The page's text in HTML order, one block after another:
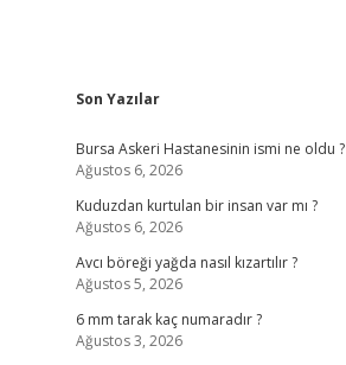
Sidebar
Son Yazılar
Bursa Askeri Hastanesinin ismi ne oldu ?
Ağustos 6, 2026
Kuduzdan kurtulan bir insan var mı ?
Ağustos 6, 2026
Avcı böreği yağda nasıl kızartılır ?
Ağustos 5, 2026
6 mm tarak kaç numaradır ?
Ağustos 3, 2026